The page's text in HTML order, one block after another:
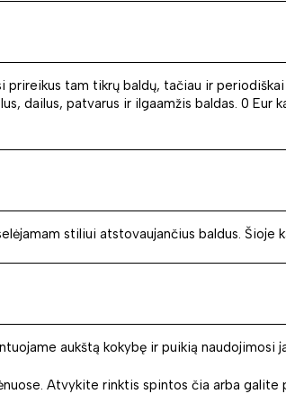
tam tikrų baldų, tačiau ir
dailus, patvarus ir ilgaamžis baldas. 0
stiliui atstovaujančius baldus.
aukštą kokybę ir puikią naudojimosi
Atvykite rinktis spintos čia arba